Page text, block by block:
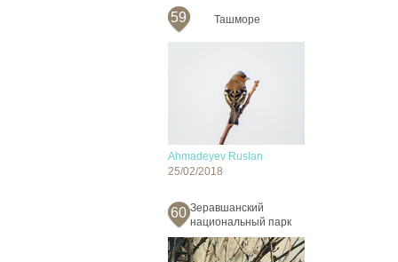
59 Ташморе
Ahmadeyev Ruslan
25/02/2018
60 Зеравшанский
национальный парк